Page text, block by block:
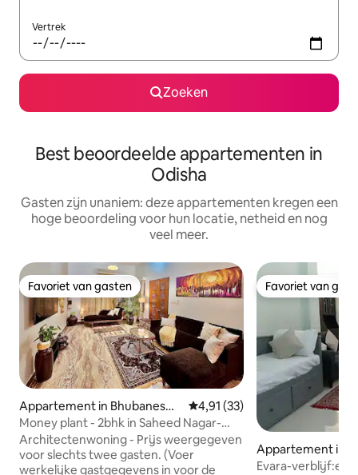
Vertrek
Zoeken
Best beoordeelde appartementen in
Odisha
Gasten zijn unaniem: deze appartementen kregen een
hoge beoordeling voor hun locatie, netheid en nog
veel meer.
Favoriet van gasten
Favoriet van gasten
Appartement in Bhubaneswa
r
Gemiddelde beoordeling van
4,91 (33)
Money plant - 2bhk in Saheed Nagar-
stadscentrum
Architectenwoning - Prijs weergegeven
voor slechts twee gasten. (Voer
werkelijke gastgegevens in voor de
Favoriet van
Favoriet van
Appartement in
Evara-